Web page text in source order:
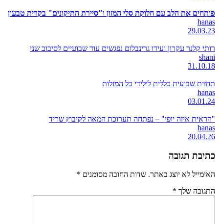
פותחים את הלב עם חלוקת סלי המזון ו"סיירת התיקונים" בקרית טבעון
hanas
29.03.23
רותי קלנר עקרון ועידו גרינבלום נפגשים עוד שבועיים לסיבוב שני
shani
31.10.18
תחזית שבועית כללית לילידי כל המזלות
hanas
03.01.24
"הראית איזה יופי" – נפתחה תערוכת המאה לקיבוץ שריד
hanas
20.04.26
כתיבת תגובה
האימייל לא יוצג באתר. שדות החובה מסומנים *
התגובה שלך *